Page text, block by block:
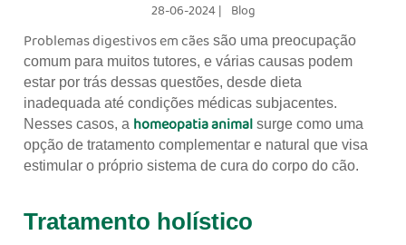
28-06-2024 | Blog
Problemas digestivos em cães são uma preocupação
comum para muitos tutores, e várias causas podem
estar por trás dessas questões, desde dieta
inadequada até condições médicas subjacentes.
Nesses casos, a homeopatia animal surge como uma
opção de tratamento complementar e natural que visa
estimular o próprio sistema de cura do corpo do cão.
Tratamento holístico